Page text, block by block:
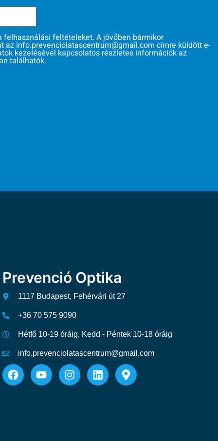
felhasználási feltételeket. A jövőben bármikor
az info.prevenciolatascentrum@gmail.com címre küldött e-
kezelésével kapcsolatos részletes információk az
találhatók.
Prevenció Optika
1117 Budapest, Fehérvári út 27
+36 70 575 9090
Hétfő 10-19 óráig, Kedd - Péntek 10-18 óráig
info.prevenciolatascentrum@gmail.com